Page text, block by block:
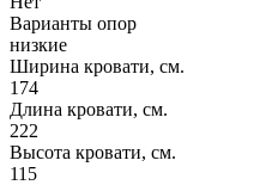
Варианты опор
низкие
Ширина кровати, см.
174
Длина кровати, см.
222
Высота кровати, см.
115